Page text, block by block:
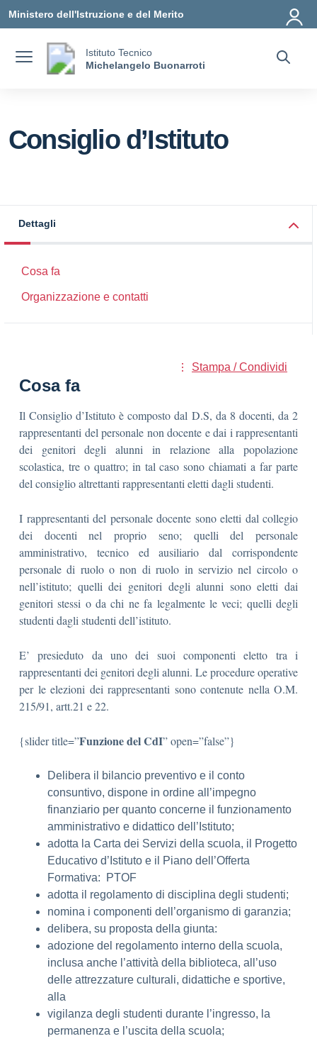
Ministero dell'Istruzione e del Merito
Istituto Tecnico
Michelangelo Buonarroti
Consiglio d’Istituto
Dettagli
Cosa fa
Organizzazione e contatti
Stampa / Condividi
Cosa fa
Il Consiglio d’Istituto è composto dal D.S, da 8 docenti, da 2
rappresentanti del personale non docente e dai i rappresentanti
dei genitori degli alunni in relazione alla popolazione
scolastica, tre o quattro; in tal caso sono chiamati a far parte
del consiglio altrettanti rappresentanti eletti dagli studenti.
I rappresentanti del personale docente sono eletti dal collegio
dei docenti nel proprio seno; quelli del personale
amministrativo, tecnico ed ausiliario dal corrispondente
personale di ruolo o non di ruolo in servizio nel circolo o
nell’istituto; quelli dei genitori degli alunni sono eletti dai
genitori stessi o da chi ne fa legalmente le veci; quelli degli
studenti dagli studenti dell’istituto.
E’ presieduto da uno dei suoi componenti eletto tra i
rappresentanti dei genitori degli alunni. Le procedure operative
per le elezioni dei rappresentanti sono contenute nella O.M.
215/91, artt.21 e 22.
{slider title=”Funzione del CdI” open=”false”}
Delibera il bilancio preventivo e il conto
consuntivo, dispone in ordine all’impegno
finanziario per quanto concerne il funzionamento
amministrativo e didattico dell’Istituto;
adotta la Carta dei Servizi della scuola, il Progetto
Educativo d’Istituto e il Piano dell’Offerta
Formativa: PTOF
adotta il regolamento di disciplina degli studenti;
nomina i componenti dell’organismo di garanzia;
delibera, su proposta della giunta:
adozione del regolamento interno della scuola,
inclusa anche l’attività della biblioteca, all’uso
delle attrezzature culturali, didattiche e sportive,
alla
vigilanza degli studenti durante l’ingresso, la
permanenza e l’uscita della scuola;